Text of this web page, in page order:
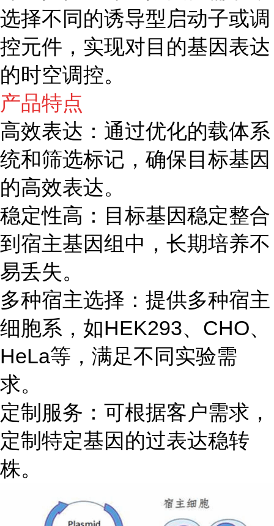
选择不同的诱导型启动子或调
控元件，实现对目的基因表达
的时空调控。
产品特点
高效表达：通过优化的载体系
统和筛选标记，确保目标基因
的高效表达。
稳定性高：目标基因稳定整合
到宿主基因组中，长期培养不
易丢失。
多种宿主选择：提供多种宿主
细胞系，如HEK293、CHO、
HeLa等，满足不同实验需
求。
定制服务：可根据客户需求，
定制特定基因的过表达稳转
株。